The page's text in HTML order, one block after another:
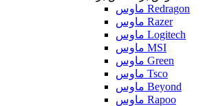
ماوس Redragon
ماوس Razer
ماوس Logitech
ماوس MSI
ماوس Green
ماوس Tsco
ماوس Beyond
ماوس Rapoo